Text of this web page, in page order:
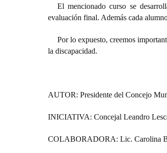
El mencionado curso se
evaluación final. Además cada
Por lo expuesto, creemos
la discapacidad.
AUTOR: Presidente del Concejo
INICIATIVA: Concejal Leandro
COLABORADORA: Lic. Carolina